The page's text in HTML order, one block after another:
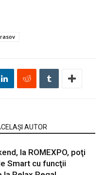
AUTOR
la ROMEXPO, poţi
Smart cu funcţii